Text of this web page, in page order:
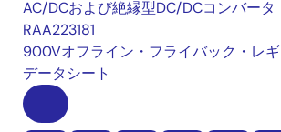
AC/DCおよび絶縁型DC/DCコンバータ
RAA223181
900Vオフライン・フライバック・レ
データシート